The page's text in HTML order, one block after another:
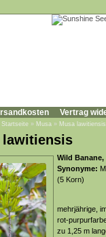
Vertrag
Startseite » Musa » Musa lawitiensis
lawitiensis
Wild
Synonyme:
(5 Korn)
mehrjährige,
rot-
zu 1,25 m